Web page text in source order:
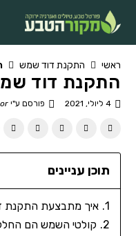
ראשי התקנת דוד שמש
התקנת דוד
4 ליולי, 2021 פורסם ע"י
תוכן עניינים
איך מתבצעת התקנת
קולטי השמש הם